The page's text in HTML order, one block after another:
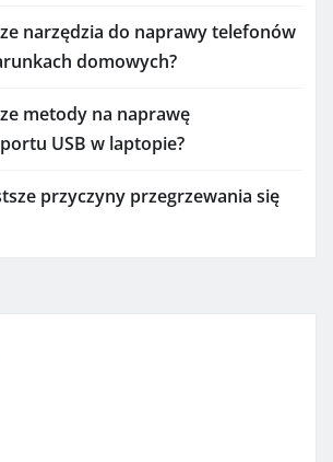
narzędzia do naprawy telefonów
domowych?
metody na naprawę
USB w laptopie?
przyczyny przegrzewania się